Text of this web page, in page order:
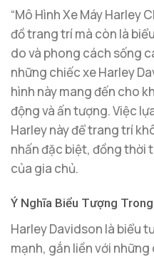
“Mô Hình Xe Máy Harley
đồ trang trí mà còn là
do và phong cách sống
những chiếc xe Harley
hình này mang đến cho
động và ấn tượng. Việc
Harley này để trang trí
nhấn đặc biệt, đồng thời
của gia chủ.
Ý Nghĩa Biểu Tượng
Harley Davidson là biểu
mạnh, gắn liền với